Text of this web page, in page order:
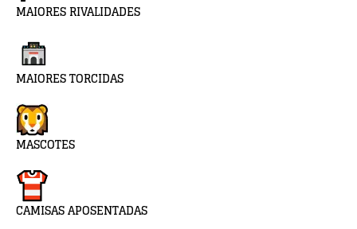
MAIORES RIVALIDADES
MAIORES TORCIDAS
MASCOTES
CAMISAS APOSENTADAS